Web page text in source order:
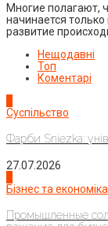
Многие полагают,
начинается
развитие
Нещодавні
Топ
Коментарі
Суспільство
Фарби Sniezka:
27.07.2026
Бізнес та економіка
Промышленные